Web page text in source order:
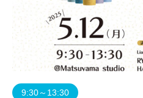
9:30～13:30